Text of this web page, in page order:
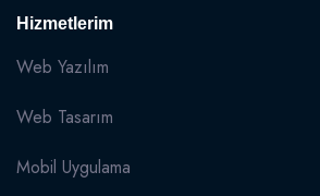
Hizmetlerim
Web Yazılım
Web Tasarım
Mobil Uygulama